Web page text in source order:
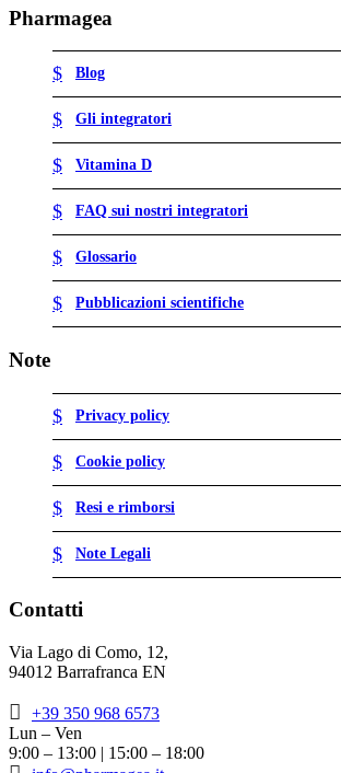
Pharmagea
Blog
Gli integratori
Vitamina D
FAQ sui nostri integratori
Glossario
Pubblicazioni scientifiche
Note
Privacy policy
Cookie policy
Resi e rimborsi
Note Legali
Contatti
Via Lago di Como, 12,
94012 Barrafranca EN
+39 350 968 6573
Lun – Ven
9:00 – 13:00 | 15:00 – 18:00